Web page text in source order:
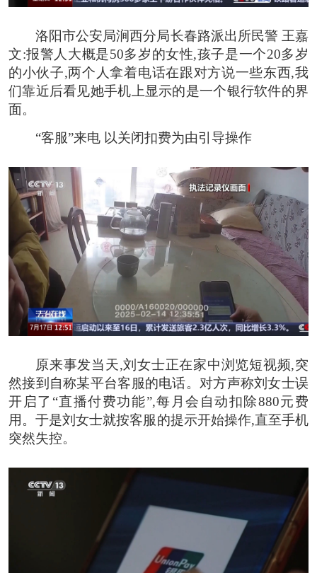
洛阳市公安局涧西分局长春路派出所民警 王嘉
文:报警人大概是50多岁的女性,孩子是一个20多岁
的小伙子,两个人拿着电话在跟对方说一些东西,我
们靠近后看见她手机上显示的是一个银行软件的界
面。
“客服”来电 以关闭扣费为由引导操作
原来事发当天,刘女士正在家中浏览短视频,突
然接到自称某平台客服的电话。对方声称刘女士误
开启了“直播付费功能”,每月会自动扣除880元费
用。于是刘女士就按客服的提示开始操作,直至手机
突然失控。